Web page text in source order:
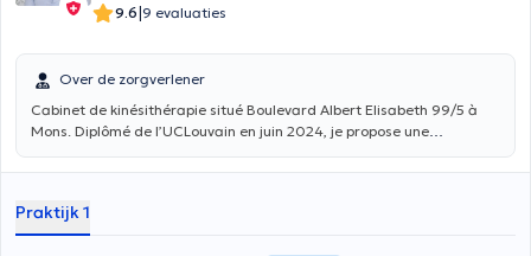
9.6|9 evaluaties
Over de zorgverlener
Cabinet de kinésithérapie situé Boulevard Albert Elisabeth 99/5 à
Mons. Diplômé de l’UCLouvain en juin 2024, je propose une
adaptée à vos besoins, douleurs et objectifs. Mon approche repose
accessible depuis le ring de Mons ou l’avenue du Général de Gaulle,
avec stationnement à proximité et salle d’attente confortable.
Praktijk 1